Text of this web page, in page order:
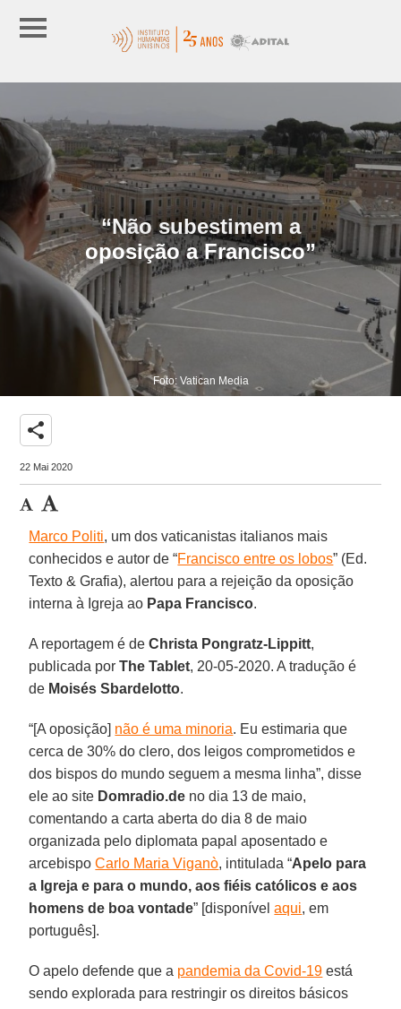
“Não subestimem a
oposição a Francisco”
Foto: Vatican Media
share
22 Mai 2020
Marco Politi, um dos vaticanistas italianos mais
conhecidos e autor de “Francisco entre os lobos” (Ed.
Texto & Grafia), alertou para a rejeição da oposição
interna à Igreja ao Papa Francisco.
A reportagem é deChrista Pongratz-Lippitt,
publicada porThe Tablet, 20-05-2020. A tradução é
de Moisés Sbardelotto.
“[A oposição] não é uma minoria. Eu estimaria que
cerca de 30% do clero, dos leigos comprometidos e
dos bispos do mundo seguem a mesma linha”, disse
ele ao site Domradio.de no dia 13 de maio,
comentando a carta aberta do dia 8 de maio
organizada pelo diplomata papal aposentado e
arcebispoCarlo Maria Viganò, intitulada “Apelo para
a Igreja e para o mundo, aos fiéis católicos e aos
homens de boa vontade” [disponívelaqui, em
português].
O apelo defende que a pandemia da Covid-19 está
sendo explorada para restringir os direitos básicos